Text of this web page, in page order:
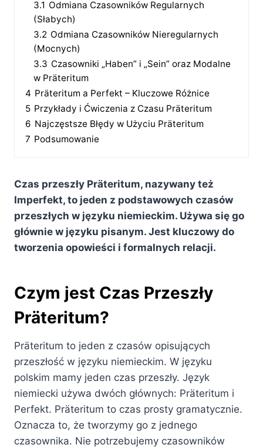
3.1 Odmiana Czasowników Regularnych
(Słabych)
3.2 Odmiana Czasowników Nieregularnych
(Mocnych)
3.3 Czasowniki „Haben” i „Sein” oraz Modalne
w Präteritum
4 Präteritum a Perfekt – Kluczowe Różnice
5 Przykłady i Ćwiczenia z Czasu Präteritum
6 Najczęstsze Błędy w Użyciu Präteritum
7 Podsumowanie
Czas przeszły Präteritum, nazywany też
Imperfekt, to jeden z podstawowych czasów
przeszłych w języku niemieckim. Używa się go
głównie w języku pisanym. Jest kluczowy do
tworzenia opowieści i formalnych relacji.
Czym jest Czas Przeszły
Präteritum?
Präteritum to jeden z czasów opisujących
przeszłość w języku niemieckim. W języku
polskim mamy jeden czas przeszły. Język
niemiecki używa dwóch głównych: Präteritum i
Perfekt. Präteritum to czas prosty gramatycznie.
Oznacza to, że tworzymy go z jednego
czasownika. Nie potrzebujemy czasowników